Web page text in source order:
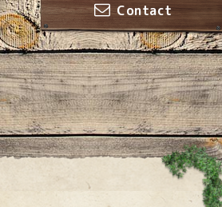
Contact